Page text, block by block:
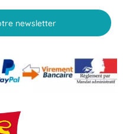
newsletter